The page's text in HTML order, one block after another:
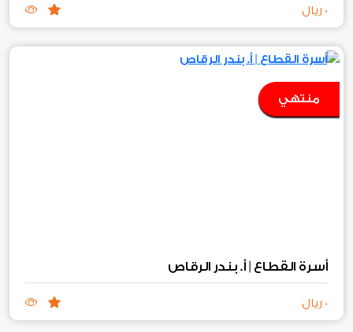
0 ريال
منتهي
أسرة القطاع | أ. بندر الرقاص
0 ريال